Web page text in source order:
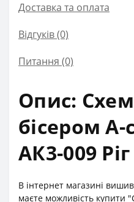
Доставка та оплата
Відгуків (0)
Питання (0)
Опис:
бісером А-
АК3-009
В інтернет магазині
маєте можливість купити